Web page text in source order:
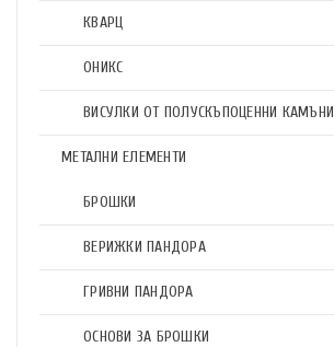
КВАРЦ
ОНИКС
ВИСУЛКИ ОТ ПОЛУСКЪПОЦЕННИ КАМЪНИ
МЕТАЛНИ ЕЛЕМЕНТИ
БРОШКИ
ВЕРИЖКИ ПАНДОРА
ГРИВНИ ПАНДОРА
ОСНОВИ ЗА БРОШКИ